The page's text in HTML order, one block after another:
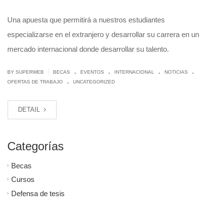
Una apuesta que permitirá a nuestros estudiantes
especializarse en el extranjero y desarrollar su carrera en un
mercado internacional donde desarrollar su talento.
BY SUPERWEB BECAS . EVENTOS . INTERNACIONAL . NOTICIAS .
OFERTAS DE TRABAJO . UNCATEGORIZED
DETAIL
Categorías
Becas
Cursos
Defensa de tesis